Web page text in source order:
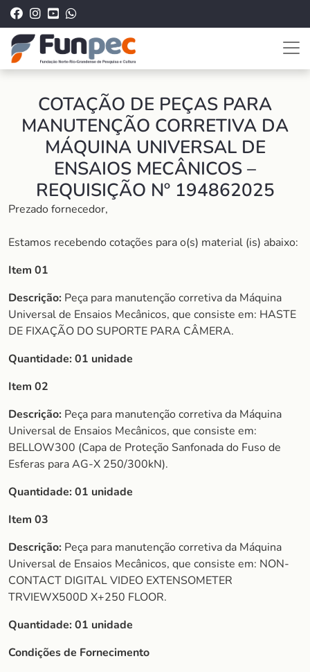
COTAÇÃO DE PEÇAS PARA
MANUTENÇÃO CORRETIVA DA
MÁQUINA UNIVERSAL DE
ENSAIOS MECÂNICOS –
REQUISIÇÃO Nº 194862025
Prezado fornecedor,
Estamos recebendo cotações para o(s) material (is) abaixo:
Item 01
Descrição: Peça para manutenção corretiva da Máquina
Universal de Ensaios Mecânicos, que consiste em: HASTE
DE FIXAÇÃO DO SUPORTE PARA CÂMERA.
Quantidade: 01 unidade
Item 02
Descrição: Peça para manutenção corretiva da Máquina
Universal de Ensaios Mecânicos, que consiste em:
BELLOW300 (Capa de Proteção Sanfonada do Fuso de
Esferas para AG-X 250/300kN).
Quantidade: 01 unidade
Item 03
Descrição: Peça para manutenção corretiva da Máquina
Universal de Ensaios Mecânicos, que consiste em: NON-
CONTACT DIGITAL VIDEO EXTENSOMETER
TRVIEWX500D X+250 FLOOR.
Quantidade: 01 unidade
Condições de Fornecimento